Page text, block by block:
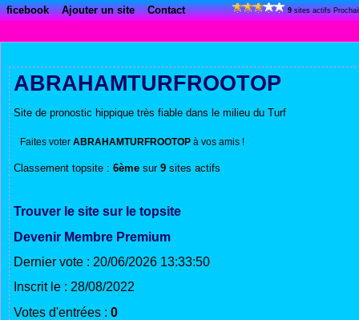
ficebook Ajouter un site Contact 9sites actifs
ABRAHAMTURFROOTOP
Site de pronostic hippique très fiable dans le milieu du Turf
Faites voter ABRAHAMTURFROOTOP à vos amis !
Classement topsite : 6ème sur 9 sites actifs
Trouver le site sur le topsite
Devenir Membre Premium
Dernier vote : 20/06/2026 13:33:50
Inscrit le : 28/08/2022
Votes d'entrées : 0